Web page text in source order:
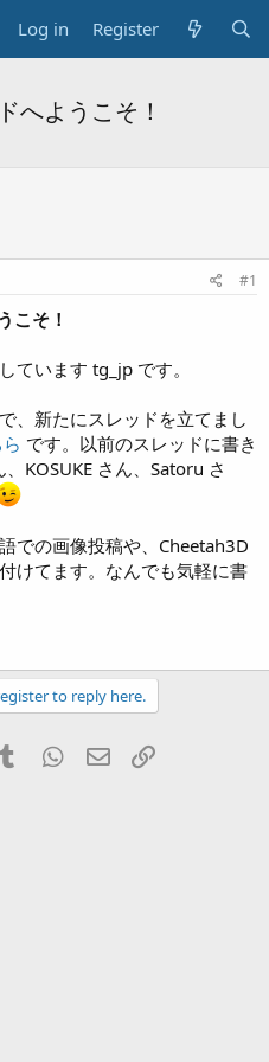
Log in Register
へようこそ！
#1
こそ！
ています tg_jp です。
、新たにスレッドを立てまし
です。以前のスレッドに書き
KOSUKE さん、Satoru さ
での画像投稿や、Cheetah3D
けてます。なんでも気軽に書
to reply here.
Tumblr WhatsApp
Email